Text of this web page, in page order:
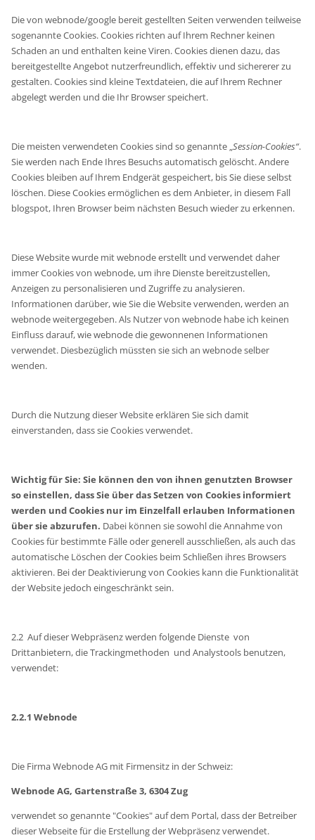
Die von webnode/google bereit gestellten Seiten verwenden teilweise
sogenannte Cookies. Cookies richten auf Ihrem Rechner keinen
Schaden an und enthalten keine Viren. Cookies dienen dazu, das
bereitgestellte Angebot nutzerfreundlich, effektiv und sichererer zu
gestalten. Cookies sind kleine Textdateien, die auf Ihrem Rechner
abgelegt werden und die Ihr Browser speichert.
Die meisten verwendeten Cookies sind so genannte „Session-Cookies“.
Sie werden nach Ende Ihres Besuchs automatisch gelöscht. Andere
Cookies bleiben auf Ihrem Endgerät gespeichert, bis Sie diese selbst
löschen. Diese Cookies ermöglichen es dem Anbieter, in diesem Fall
blogspot, Ihren Browser beim nächsten Besuch wieder zu erkennen.
Diese Website wurde mit webnode erstellt und verwendet daher
immer Cookies von webnode, um ihre Dienste bereitzustellen,
Anzeigen zu personalisieren und Zugriffe zu analysieren.
Informationen darüber, wie Sie die Website verwenden, werden an
webnode weitergegeben. Als Nutzer von webnode habe ich keinen
Einfluss darauf, wie webnode die gewonnenen Informationen
verwendet. Diesbezüglich müssten sie sich an webnode selber
wenden.
Durch die Nutzung dieser Website erklären Sie sich damit
einverstanden, dass sie Cookies verwendet.
Wichtig für Sie: Sie können den von ihnen genutzten Browser
so einstellen, dass Sie über das Setzen von Cookies informiert
werden und Cookies nur im Einzelfall erlauben Informationen
über sie abzurufen. Dabei können sie sowohl die Annahme von
Cookies für bestimmte Fälle oder generell ausschließen, als auch das
automatische Löschen der Cookies beim Schließen ihres Browsers
aktivieren. Bei der Deaktivierung von Cookies kann die Funktionalität
der Website jedoch eingeschränkt sein.
2.2 Auf dieser Webpräsenz werden folgende Dienste von
Drittanbietern, die Trackingmethoden und Analystools benutzen,
verwendet:
2.2.1 Webnode
Die Firma Webnode AG mit Firmensitz in der Schweiz:
Webnode AG, Gartenstraße 3, 6304 Zug
verwendet so genannte "Cookies" auf dem Portal, dass der Betreiber
dieser Webseite für die Erstellung der Webpräsenz verwendet.